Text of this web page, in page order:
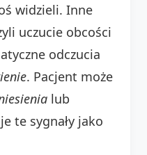
widzieli. Inne
uczucie obcości
odczucia
. Pacjent może
lub
te sygnały jako